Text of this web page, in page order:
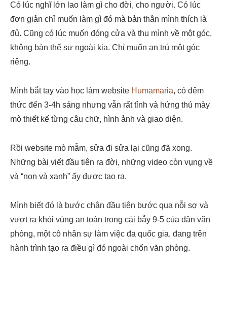
Có lúc nghĩ lớn lao làm gì cho đời, cho người. Có lúc
đơn giản chỉ muốn làm gì đó mà bản thân mình thích là
đủ. Cũng có lúc muốn đóng cửa và thu mình về một góc,
không bàn thế sự ngoài kia. Chỉ muốn an trú một góc
riêng.
Mình bắt tay vào học làm website Humamaria, có đêm
thức đến 3-4h sáng nhưng vẫn rất tỉnh và hứng thú mày
mò thiết kế từng câu chữ, hình ảnh và giao diện.
Rồi website mò mẫm, sửa đi sửa lại cũng đã xong.
Những bài viết đầu tiên ra đời, những video còn vụng về
và “non và xanh” ấy được tạo ra.
Mình biết đó là bước chân đầu tiên bước qua nỗi sợ và
vượt ra khỏi vùng an toàn trong cái bẫy 9-5 của dân văn
phòng, một cô nhân sự làm việc đa quốc gia, đang trên
hành trình tạo ra điều gì đó ngoài chốn văn phòng.